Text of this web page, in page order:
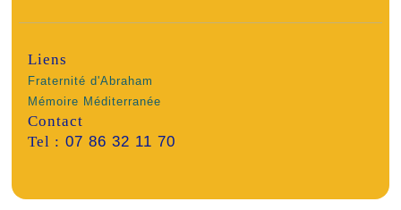
Liens
Fraternité d'Abraham
Mémoire Méditerranée
Contact
Tel : 07 86 32 11 70